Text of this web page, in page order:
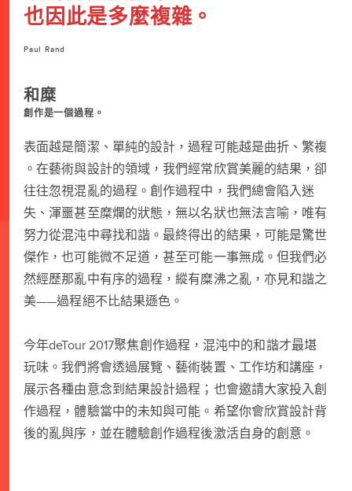
也因此是多麼複雜。
Paul Rand
和糜
創作是一個過程。
表面越是簡潔、單純的設計，過程可能越是曲折、繁複
。在藝術與設計的領域，我們經常欣賞美麗的結果，卻
往往忽視混亂的過程。創作過程中，我們總會陷入迷
失、渾噩甚至糜爛的狀態，無以名狀也無法言喻，唯有
努力從混沌中尋找和諧。最終得出的結果，可能是驚世
傑作，也可能微不足道，甚至可能一事無成。但我們必
然經歷那亂中有序的過程，縱有糜沸之亂，亦見和諧之
美——過程絕不比結果遜色。
今年deTour 2017聚焦創作過程，混沌中的和諧才最堪
玩味。我們將會透過展覽、藝術裝置、工作坊和講座，
展示各種由意念到結果設計過程；也會邀請大家投入創
作過程，體驗當中的未知與可能。希望你會欣賞設計背
後的亂與序，並在體驗創作過程後激活自身的創意。